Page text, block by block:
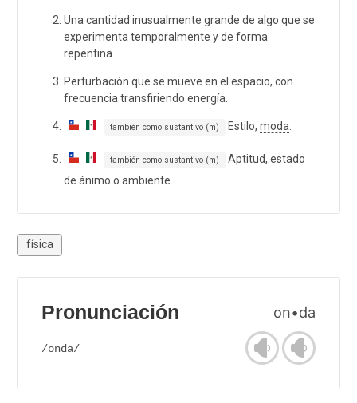
Una cantidad inusualmente grande de algo que se
experimenta temporalmente y de forma
repentina.
Perturbación que se mueve en el espacio, con
frecuencia transfiriendo energía.
también como sustantivo (m) Estilo, moda
también como sustantivo (m)
Aptitud, estado
de ánimo o ambiente.
física
Pronunciación on•da
/onda/